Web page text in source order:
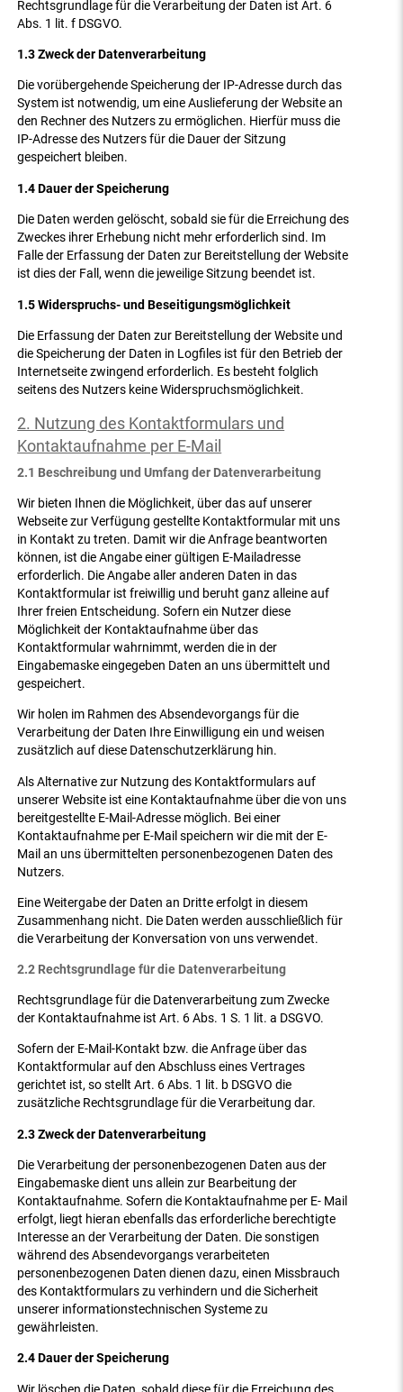
Rechtsgrundlage für die Verarbeitung der Daten ist Art. 6
Abs. 1 lit. f DSGVO.
1.3 Zweck der Datenverarbeitung
Die vorübergehende Speicherung der IP-Adresse durch das
System ist notwendig, um eine Auslieferung der Website an
den Rechner des Nutzers zu ermöglichen. Hierfür muss die
IP-Adresse des Nutzers für die Dauer der Sitzung
gespeichert bleiben.
1.4 Dauer der Speicherung
Die Daten werden gelöscht, sobald sie für die Erreichung des
Zweckes ihrer Erhebung nicht mehr erforderlich sind. Im
Falle der Erfassung der Daten zur Bereitstellung der Website
ist dies der Fall, wenn die jeweilige Sitzung beendet ist.
1.5 Widerspruchs- und Beseitigungsmöglichkeit
Die Erfassung der Daten zur Bereitstellung der Website und
die Speicherung der Daten in Logfiles ist für den Betrieb der
Internetseite zwingend erforderlich. Es besteht folglich
seitens des Nutzers keine Widerspruchsmöglichkeit.
2. Nutzung des Kontaktformulars und
Kontaktaufnahme per E-Mail
2.1 Beschreibung und Umfang der Datenverarbeitung
Wir bieten Ihnen die Möglichkeit, über das auf unserer
Webseite zur Verfügung gestellte Kontaktformular mit uns
in Kontakt zu treten. Damit wir die Anfrage beantworten
können, ist die Angabe einer gültigen E-Mailadresse
erforderlich. Die Angabe aller anderen Daten in das
Kontaktformular ist freiwillig und beruht ganz alleine auf
Ihrer freien Entscheidung. Sofern ein Nutzer diese
Möglichkeit der Kontaktaufnahme über das
Kontaktformular wahrnimmt, werden die in der
Eingabemaske eingegeben Daten an uns übermittelt und
gespeichert.
Wir holen im Rahmen des Absendevorgangs für die
Verarbeitung der Daten Ihre Einwilligung ein und weisen
zusätzlich auf diese Datenschutzerklärung hin.
Als Alternative zur Nutzung des Kontaktformulars auf
unserer Website ist eine Kontaktaufnahme über die von uns
bereitgestellte E-Mail-Adresse möglich. Bei einer
Kontaktaufnahme per E-Mail speichern wir die mit der E-
Mail an uns übermittelten personenbezogenen Daten des
Nutzers.
Eine Weitergabe der Daten an Dritte erfolgt in diesem
Zusammenhang nicht. Die Daten werden ausschließlich für
die Verarbeitung der Konversation von uns verwendet.
2.2 Rechtsgrundlage für die Datenverarbeitung
Rechtsgrundlage für die Datenverarbeitung zum Zwecke
der Kontaktaufnahme ist Art. 6 Abs. 1 S. 1 lit. a DSGVO.
Sofern der E-Mail-Kontakt bzw. die Anfrage über das
Kontaktformular auf den Abschluss eines Vertrages
gerichtet ist, so stellt Art. 6 Abs. 1 lit. b DSGVO die
zusätzliche Rechtsgrundlage für die Verarbeitung dar.
2.3 Zweck der Datenverarbeitung
Die Verarbeitung der personenbezogenen Daten aus der
Eingabemaske dient uns allein zur Bearbeitung der
Kontaktaufnahme. Sofern die Kontaktaufnahme per E- Mail
erfolgt, liegt hieran ebenfalls das erforderliche berechtigte
Interesse an der Verarbeitung der Daten. Die sonstigen
während des Absendevorgangs verarbeiteten
personenbezogenen Daten dienen dazu, einen Missbrauch
des Kontaktformulars zu verhindern und die Sicherheit
unserer informationstechnischen Systeme zu
gewährleisten.
2.4 Dauer der Speicherung